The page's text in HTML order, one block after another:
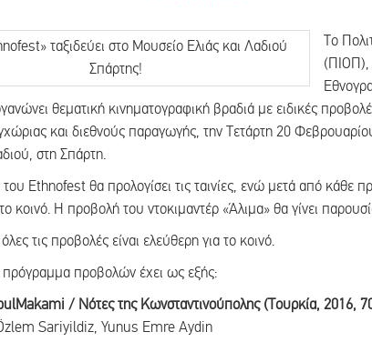
Το
(ΠΙΟΠ),
θεματική κινηματογραφική βραδιά με ειδικές
και διεθνούς παραγωγής, την Τετάρτη 20
στη Σπάρτη.
Ethnofest θα προλογίσει τις ταινίες, ενώ μετά από κάθε
κοινό. Η προβολή του ντοκιμαντέρ «Άλιμα» θα γίνει
τις προβολές είναι ελεύθερη για το κοινό.
πρόγραμμα προβολών έχει ως εξής:
/ Νότες της Κωνσταντινούπολης (Τουρκία, 2016,
Sariyildiz, Yunus Emre Aydin